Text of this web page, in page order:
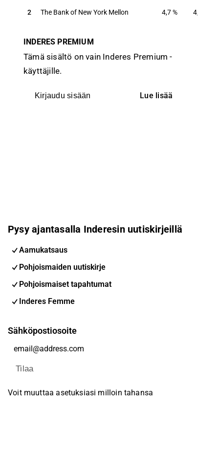
2 The Bank of New York Mellon 4,7% 4,7
INDERES PREMIUM
Tämä sisältö on vain Inderes Premium -
käyttäjille.
Kirjaudu sisään Lue lisää
Pysy ajantasalla Inderesin uutiskirjeillä
Aamukatsaus
Pohjoismaiden uutiskirje
Pohjoismaiset tapahtumat
Inderes Femme
Sähköpostiosoite
Tilaa
Voit muuttaa asetuksiasi milloin tahansa